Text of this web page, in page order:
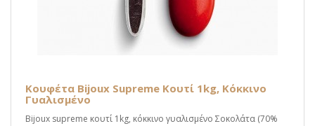
Κουφέτα Bijoux Supreme Κουτί 1kg, Κόκκινο
Γυαλισμένο
Bijoux supreme κουτί 1kg, κόκκινο γυαλισμένο Σοκολάτα (70%